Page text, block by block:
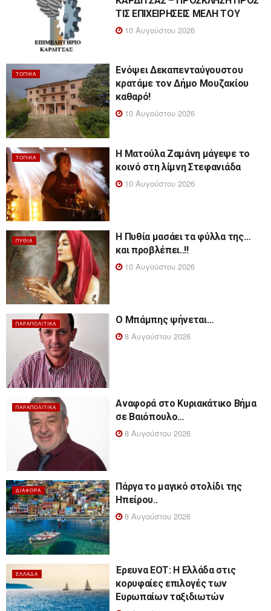
ΤΙΣ ΕΠΙΧΕΙΡΗΣΕΙΣ ΜΕΛΗ ΤΟΥ
10 Αυγούστου 2026
ΤΟΠΙΚΆ
Ενόψει Δεκαπενταύγουστου
κρατάμε τον Δήμο Μουζακίου
καθαρό!
10 Αυγούστου 2026
ΤΟΠΙΚΆ
Η Ματούλα Ζαμάνη μάγεψε το
κοινό στη λίμνη Στεφανιάδα
10 Αυγούστου 2026
ΠΥΘΊΑ
Η Πυθία μασάει τα φύλλα της…
και προβλέπει..!!
10 Αυγούστου 2026
ΠΑΡΑΠΟΛΙΤΙΚΆ
Ο Μπάμπης ψήνεται…
8 Αυγούστου 2026
ΠΑΡΑΠΟΛΙΤΙΚΆ
Αναφορά στο Κυριακάτικο Βήμα
σε Βαιόπουλο…
8 Αυγούστου 2026
ΔΙΆΦΟΡΑ
Πάργα το μαγικό στολίδι της
Ηπείρου..
8 Αυγούστου 2026
ΕΛΛΆΔΑ
Έρευνα ΕΟΤ: Η Ελλάδα στις
κορυφαίες επιλογές των
Ευρωπαίων ταξιδιωτών